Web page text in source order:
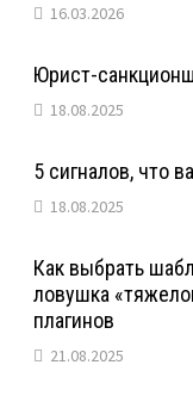
16.03.2026
Юрист-
18.08.2025
5 сигналов, что
18.08.2025
Как выбрать
ловушка
плагинов
21.08.2025